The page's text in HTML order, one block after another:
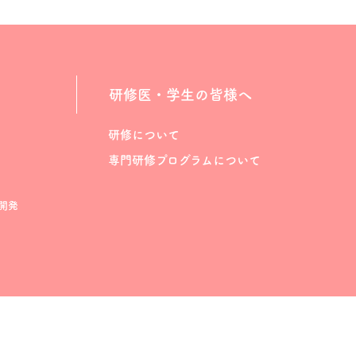
発
研修医・学生の皆様へ
研修について
専門研修プログラムについて